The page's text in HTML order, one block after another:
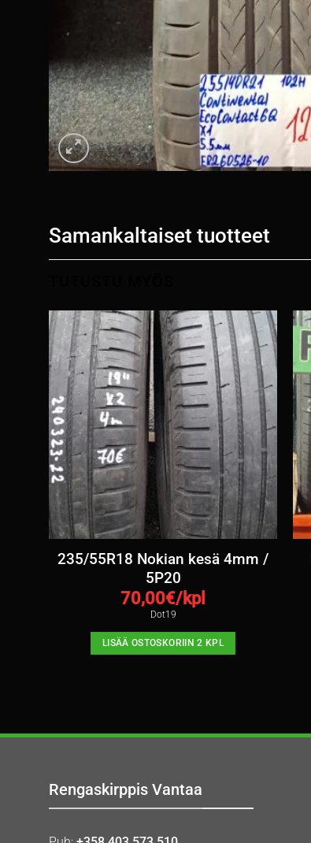
Samankaltaiset tuotteet
235/55R18 Nokian kesä 4mm /
5P20
70,00€/kpl
Dot19
LISÄÄ OSTOSKORIIN 2 KPL
Rengaskirppis Vantaa